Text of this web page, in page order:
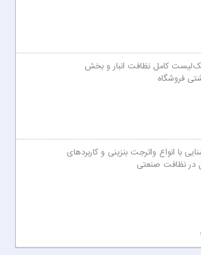
کامل نظافت انبار و بخش
فروشگاه
با انواع واترجت بنزینی و کاربردهای
در نظافت صنعتی